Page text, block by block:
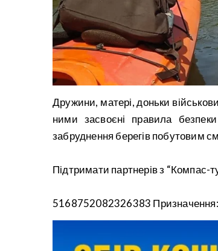
Дружини, матері, доньки
ними засвоєні правила
забруднення берегів побутовим
Підтримати партнерів з “Компас-
5168752082326383 Призначення: